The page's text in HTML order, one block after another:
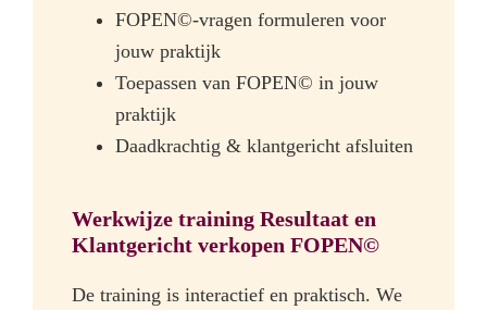
FOPEN©-vragen formuleren voor
jouw praktijk
Toepassen van FOPEN© in jouw
praktijk
Daadkrachtig & klantgericht afsluiten
Werkwijze training Resultaat en
Klantgericht verkopen FOPEN©
De training is interactief en praktisch. We